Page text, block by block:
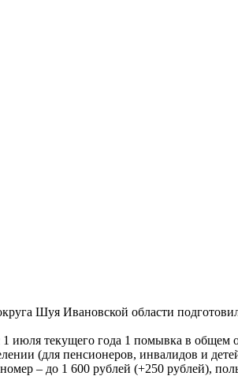
Шуя Ивановской области
июля текущего года 1 помывка в
(для пенсионеров, инвалидов и
– до 1 600 рублей (+250 рублей),